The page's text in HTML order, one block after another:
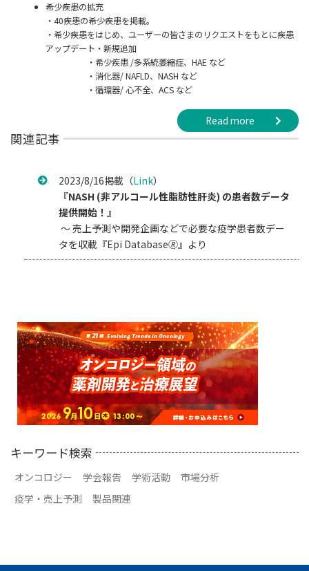
希少疾患の拡充
・40疾患の希少疾患を掲載。
・希少疾患をはじめ、ユーザーの皆さまのリクエストをもとに疾患
アップデート・新規追加
・希少疾患 /多系統萎縮症、HAE など
・消化器/ NAFLD、NASH など
・循環器/ 心不全、ACS など
Read more
関連記事
2023/8/16掲載（Link）
『NASH (非アルコール性脂肪性肝炎) の患者数データ
提供開始！』
～ 売上予測や開発企画などで必要な疫学患者数デー
タを収載『Epi Database🄬』より
キーワード検索
オンコロジー 学会報告 学術活動
市場分析
疫学・売上予測
製品関連